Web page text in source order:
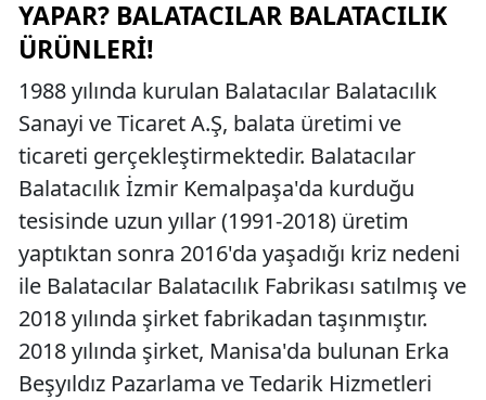
YAPAR? BALATACILAR BALATACILIK
ÜRÜNLERI!
1988 yılında kurulan Balatacılar Balatacılık
Sanayi ve Ticaret A.Ş, balata üretimi ve
ticareti gerçekleştirmektedir. Balatacılar
Balatacılık İzmir Kemalpaşa'da kurduğu
tesisinde uzun yıllar (1991-2018) üretim
yaptıktan sonra 2016'da yaşadığı kriz nedeni
ile Balatacılar Balatacılık Fabrikası satılmış ve
2018 yılında şirket fabrikadan taşınmıştır.
2018 yılında şirket, Manisa'da bulunan Erka
Beşyıldız Pazarlama ve Tedarik Hizmetleri